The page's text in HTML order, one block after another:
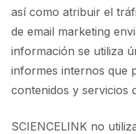
así como atribuir el
de email marketing
información se utiliza
informes internos que
contenidos y servicios
SCIENCELINK no